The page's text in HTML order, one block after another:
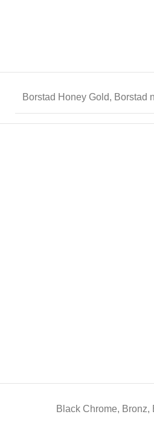
Borstad Honey Gold, Borstad
Black Chrome, Bronz,